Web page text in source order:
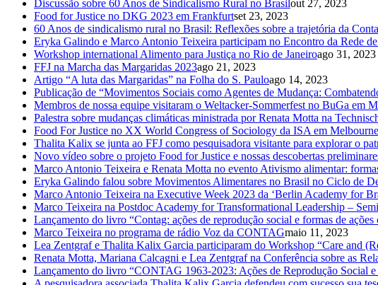
Discussão sobre 60 Anos de Sindicalismo Rural no Brasilout 27, 2023
Food for Justice no DKG 2023 em Frankfurtset 23, 2023
60 Anos de sindicalismo rural no Brasil: Reflexões sobre a trajetória da
Eryka Galindo e Marco Antonio Teixeira participam no Encontro da Rede
Workshop international Alimento para Justiça no Rio de Janeiroago 31, 2023
FFJ na Marcha das Margaridas 2023ago 21, 2023
Artigo “A luta das Margaridas” na Folha do S. Pauloago 14, 2023
Publicação de “Movimentos Sociais como Agentes de Mudança:
Membros de nossa equipe visitaram o Weltacker-Sommerfest no BuGa em
Palestra sobre mudanças climáticas ministrada por Renata Motta na
Food For Justice no XX World Congress of Sociology da ISA em Melbourne
Thalita Kalix se junta ao FFJ como pesquisadora visitante para explorar o
Novo vídeo sobre o projeto Food for Justice e nossas descobertas
Marco Antonio Teixeira e Renata Motta no evento Ativismo alimentar:
Eryka Galindo falou sobre Movimentos Alimentares no Brasil no Ciclo de
Marco Antonio Teixeira na Executive Week 2023 da ‘Berlin Academy for
Marco Teixeira na Postdoc Academy for Transformational Leadership –
Lançamento do livro “Contag: ações de reprodução social e formas de
Marco Teixeira no programa de rádio Voz da CONTAGmaio 11, 2023
Lea Zentgraf e Thalita Kalix Garcia participaram do Workshop “Care and
Renata Motta, Mariana Calcagni e Lea Zentgraf na Conferência sobre as
Lançamento do livro “CONTAG 1963-2023: Ações de Reprodução Social